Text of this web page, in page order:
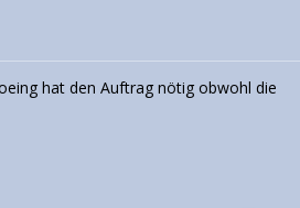
hat den Auftrag nötig obwohl die